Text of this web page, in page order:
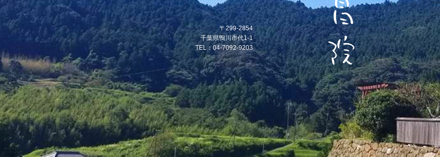
〒299-2854
千葉県鴨川市代1-1
TEL：04-7092-9203